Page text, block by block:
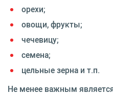
орехи;
овощи, фрукты;
чечевицу;
семена;
цельные зерна и т.п.
Не менее важным